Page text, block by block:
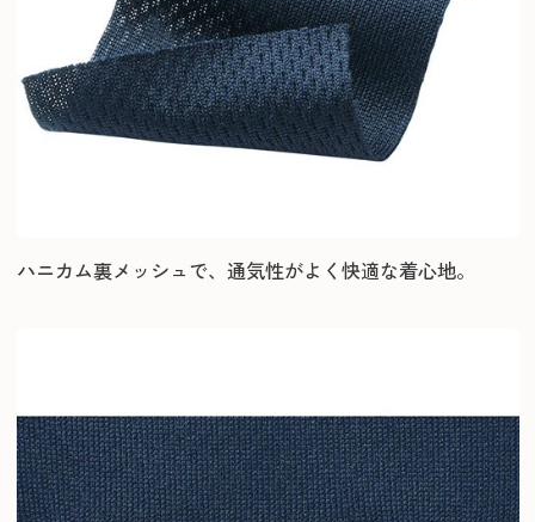
ハニカム裏メッシュで、通気性がよく快適な着心地。